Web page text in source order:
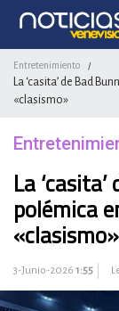
Entretenimiento /
La ‘casita’ de Bad
«clasismo»
La
polémica
«clasismo»
3-Junio-2026 1:55